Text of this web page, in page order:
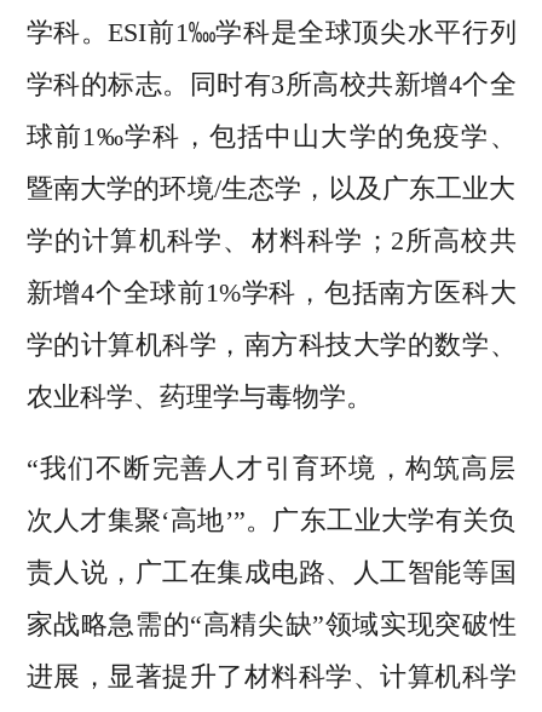
学科。ESI前1‱学科是全球顶尖水平行列
学科的标志。同时有3所高校共新增4个全
球前1‰学科，包括中山大学的免疫学、
暨南大学的环境/生态学，以及广东工业大
学的计算机科学、材料科学；2所高校共
新增4个全球前1%学科，包括南方医科大
学的计算机科学，南方科技大学的数学、
农业科学、药理学与毒物学。
“我们不断完善人才引育环境，构筑高层
次人才集聚‘高地’”。广东工业大学有关负
责人说，广工在集成电路、人工智能等国
家战略急需的“高精尖缺”领域实现突破性
进展，显著提升了材料科学、计算机科学